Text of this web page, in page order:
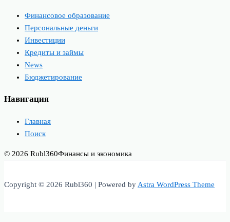
Финансовое образование
Персональные деньги
Инвестиции
Кредиты и займы
News
Бюджетирование
Навигация
Главная
Поиск
© 2026 Rubl360Финансы и экономика
Copyright © 2026 Rubl360 | Powered by Astra WordPress Theme